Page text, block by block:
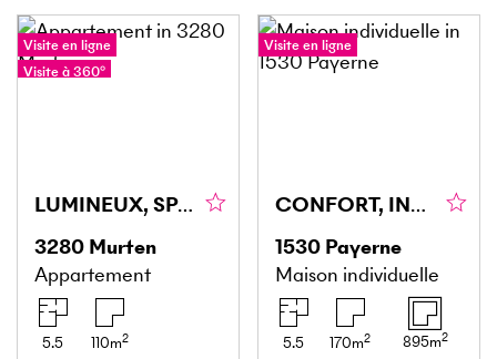
Visite en ligne
Visite à 360°
LUMINEUX, SPACIEUX ET CALME
3280 Murten
Appartement
5.5 110m2
Visite en ligne
CONFORT, INTIMITÉ ET CADRE DE VIE PRIVILÉGIÉ
1530 Payerne
Maison individuelle
5.5 170m2 895m2